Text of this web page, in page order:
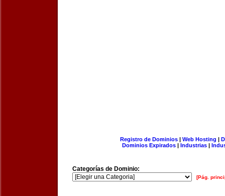
Registro de Dominios| Web Hosting |
Dominios Expirados | Industrias |
Categorías de Dominio:
[Pág.